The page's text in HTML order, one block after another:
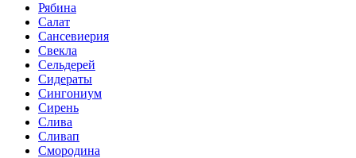
Рябина
Салат
Сансевиерия
Свекла
Сельдерей
Сидераты
Сингониум
Сирень
Слива
Сливап
Смородина